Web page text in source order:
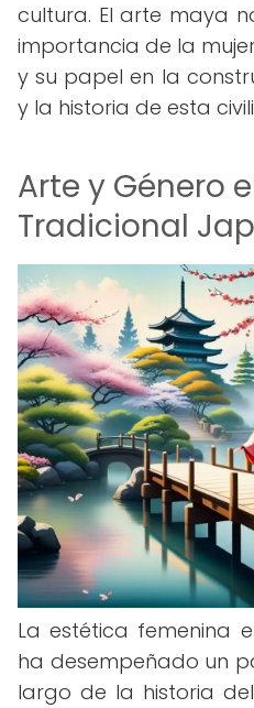
cultura. El arte maya
importancia de la
y su papel en la
y la historia de esta
Arte y Género
Tradicional
La estética femenina
ha desempeñado un
largo de la historia